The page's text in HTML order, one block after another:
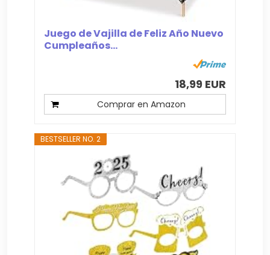
Juego de Vajilla de Feliz Año Nuevo
Cumpleaños...
18,99 EUR
Comprar en Amazon
BESTSELLER NO. 2